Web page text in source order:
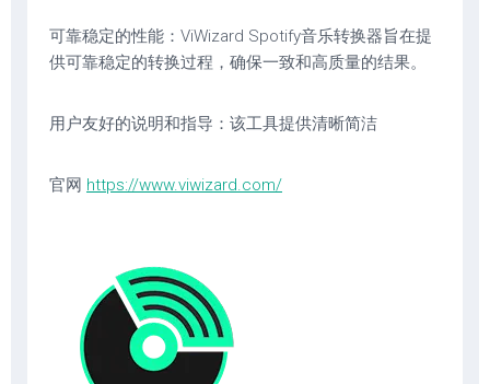
可靠稳定的性能：ViWizard Spotify音乐转换器旨在提
供可靠稳定的转换过程，确保一致和高质量的结果。
用户友好的说明和指导：该工具提供清晰简洁
官网 https://www.viwizard.com/